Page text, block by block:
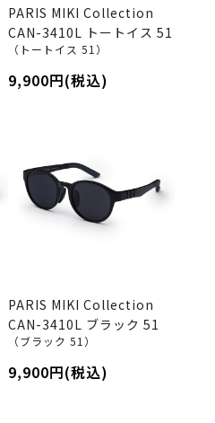
PARIS MIKI Collection
CAN-3410L トートイス 51
（トートイス 51）
9,900円(税込)
PARIS MIKI Collection
CAN-3410L ブラック 51
（ブラック 51）
9,900円(税込)